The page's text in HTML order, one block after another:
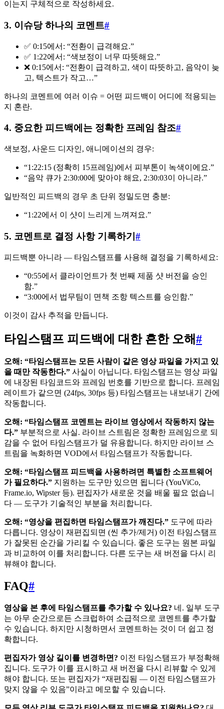
이는지 구체적으로 작성하세요.
3. 이슈당 하나의 코멘트#
✅ 0:15에서: “전환이 급격해요.”
✅ 1:22에서: “색보정이 너무 따뜻해요.”
❌ 0:15에서: “전환이 급격하고, 색이 따뜻하고, 음악이 늦
고, 텍스트가 작고…”
하나의 코멘트에 여러 이슈 = 어떤 피드백이 어디에 적용되는
지 혼란.
4. 중요한 피드백에는 정확한 프레임 참조#
색보정, 사운드 디자인, 애니메이션의 경우:
“1:22:15 (정확히 15프레임)에서 피부톤이 녹색이에요.”
“음악 큐가 2:30:00에 맞아야 해요, 2:30:03이 아니라.”
일반적인 피드백의 경우 초 단위 정밀도면 충분:
“1:22에서 이 샷이 느리게 느껴져요.”
5. 코멘트로 결정 사항 기록하기 #
피드백뿐 아니라 — 타임스탬프를 사용해 결정을 기록하세요:
“0:55에서 클라이언트가 첫 번째 제품 샷 버전을 승인
함.”
“3:00에서 법무팀이 면책 조항 텍스트를 승인함.”
이것이 감사 추적을 만듭니다.
타임스탬프 피드백에 대한 흔한 오해#
오해: “타임스탬프는 모든 사람이 같은 영상 파일을 가지고 있
을 때만 작동한다.” 사실이 아닙니다. 타임스탬프는 영상 파일
에 내장된 타임코드와 프레임 번호를 기반으로 합니다. 프레임
레이트가 같으면 (24fps, 30fps 등) 타임스탬프는 내보내기 간에
작동합니다.
오해: “타임스탬프 코멘트는 라이브 영상에서 작동하지 않는
다.” 부분적으로 사실. 라이브 스트림은 정확한 프레임으로 되
감을 수 없어 타임스탬프가 덜 유용합니다. 하지만 라이브 스
트림을 녹화하면 VOD에서 타임스탬프가 작동합니다.
오해: “타임스탬프 피드백을 사용하려면 특별한 소프트웨어
가 필요하다.” 지원하는 도구만 있으면 됩니다 (YouViCo,
Frame.io, Wipster 등). 편집자가 새로운 것을 배울 필요 없습니
다 — 도구가 기술적인 부분을 처리합니다.
오해: “영상을 편집하면 타임스탬프가 깨진다.” 도구에 따라
다릅니다. 영상이 재편집되면 (씬 추가/제거) 이전 타임스탬프
가 잘못된 순간을 가리킬 수 있습니다. 좋은 도구는 원본 파일
과 비교하여 이를 처리합니다. 다른 도구는 새 버전을 다시 리
뷰해야 합니다.
FAQ#
영상을 본 후에 타임스탬프를 추가할 수 있나요? 네. 일부 도구
는 아무 순간으로든 스크럽하여 소급적으로 코멘트를 추가할
수 있습니다. 하지만 시청하면서 코멘트하는 것이 더 쉽고 정
확합니다.
편집자가 영상 길이를 변경하면? 이전 타임스탬프가 부정확해
집니다. 도구가 이를 표시하고 새 버전을 다시 리뷰할 수 있게
해야 합니다. 또는 편집자가 “재편집됨 — 이전 타임스탬프가
맞지 않을 수 있음”이라고 메모할 수 있습니다.